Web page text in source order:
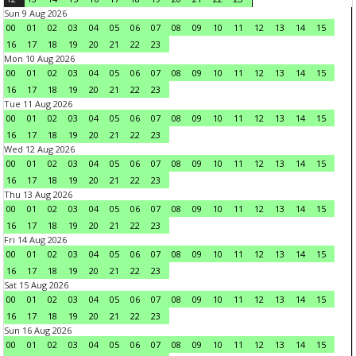
Sun 9 Aug 2026
00
01 02 03 04 05 06 07 08 09 10 11 12 13 14
15
16
17 18 19 20 21 22
23
Mon 10 Aug 2026
00
01 02 03 04 05 06 07 08 09 10 11 12 13 14
15
16
17 18 19 20 21 22
23
Tue 11 Aug 2026
00
01 02 03 04 05 06 07 08 09 10 11 12 13 14
15
16
17 18 19 20 21 22
23
Wed 12 Aug 2026
00
01 02 03 04 05 06 07 08 09 10 11 12 13 14
15
16
17 18 19 20 21 22
23
Thu 13 Aug 2026
00
01 02 03 04 05 06 07 08 09 10 11 12 13 14
15
16
17 18 19 20 21 22
23
Fri 14 Aug 2026
00
01 02 03 04 05 06 07 08 09 10 11 12 13 14
15
16
17 18 19 20 21 22
23
Sat 15 Aug 2026
00
01 02 03 04 05 06 07 08 09 10 11 12 13 14
15
16
17 18 19 20 21 22
23
Sun 16 Aug 2026
00
01 02 03 04 05 06 07 08 09 10 11 12 13 14
15